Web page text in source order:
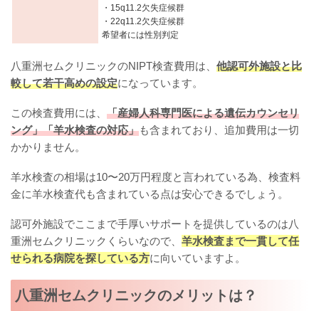
・15q11.2欠失症候群
・22q11.2欠失症候群
希望者には性別判定
八重洲セムクリニックのNIPT検査費用は、 他認可外施設と比
較して若干高めの設定になっています。
この検査費用には、 「産婦人科専門医による遺伝カウンセリ
ング」「羊水検査の対応」も含まれており、追加費用は一切
かかりません。
羊水検査の相場は10〜20万円程度と言われている為、検査料
金に羊水検査代も含まれている点は安心できるでしょう。
認可外施設でここまで手厚いサポートを提供しているのは八
重洲セムクリニックくらいなので、 羊水検査まで一貫して任
せられる病院を探している方に向いていますよ。
八重洲セムクリニックのメリットは？